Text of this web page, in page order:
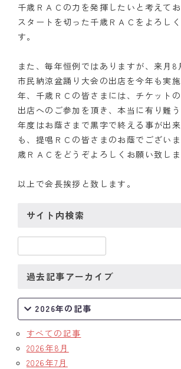
クラブの歴史
歴代会長・幹事
記念誌
案内
例会場・事務局の案内
リンク集
千歳ＲＡＣの力を発揮したいと考えて
スタートを切った千歳ＲＡＣをよろし
す。
また、毎年恒例ではありますが、来月8
市民納涼盆踊り大会の出店を今年も実
年、千歳ＲＣの皆さまには、チケット
出店へのご参加を頂き、本当に有り難
年度はお蔭さまで黒字で終える事が出
も、提唱ＲＣの皆さまのお蔭でござい
歳ＲＡＣをどうぞよろしくお願い致しま
以上で会長挨拶と致します。
サイト内検索
過去記事アーカイブ
2026年の記事
すべての記事
2026年8月
2026年7月